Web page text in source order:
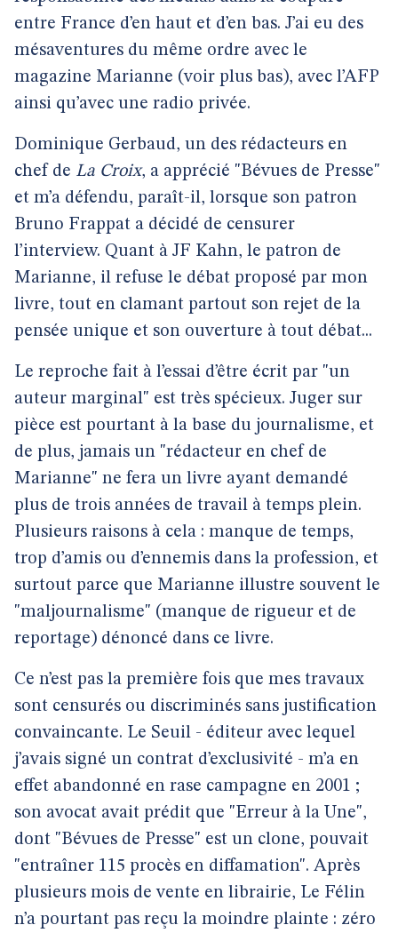
entre France d’en haut et d’en bas. J’ai eu des
mésaventures du même ordre avec le
magazine Marianne (voir plus bas), avec l’AFP
ainsi qu’avec une radio privée.
Dominique Gerbaud, un des rédacteurs en
chef de La Croix, a apprécié "Bévues de Presse"
et m’a défendu, paraît-il, lorsque son patron
Bruno Frappat a décidé de censurer
l’interview. Quant à JF Kahn, le patron de
Marianne, il refuse le débat proposé par mon
livre, tout en clamant partout son rejet de la
pensée unique et son ouverture à tout débat...
Le reproche fait à l’essai d’être écrit par "un
auteur marginal" est très spécieux. Juger sur
pièce est pourtant à la base du journalisme, et
de plus, jamais un "rédacteur en chef de
Marianne" ne fera un livre ayant demandé
plus de trois années de travail à temps plein.
Plusieurs raisons à cela : manque de temps,
trop d’amis ou d’ennemis dans la profession, et
surtout parce que Marianne illustre souvent le
"maljournalisme" (manque de rigueur et de
reportage) dénoncé dans ce livre.
Ce n’est pas la première fois que mes travaux
sont censurés ou discriminés sans justification
convaincante. Le Seuil - éditeur avec lequel
j’avais signé un contrat d’exclusivité - m’a en
effet abandonné en rase campagne en 2001 ;
son avocat avait prédit que "Erreur à la Une",
dont "Bévues de Presse" est un clone, pouvait
"entraîner 115 procès en diffamation". Après
plusieurs mois de vente en librairie, Le Félin
n’a pourtant pas reçu la moindre plainte : zéro